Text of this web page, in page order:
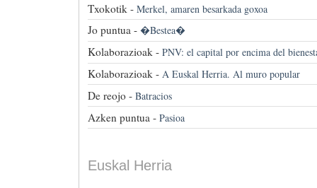
Txokotik - Merkel, amaren besarkada goxoa
Jo puntua - �Bestea�
Kolaborazioak - PNV: el capital por encima del
Kolaborazioak - A Euskal Herria. Al muro popular
De reojo - Batracios
Azken puntua - Pasioa
Euskal Herria